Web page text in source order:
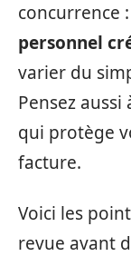
concurrence
personnel
varier du
Pensez aussi
qui protège
facture.
Voici les
revue avant